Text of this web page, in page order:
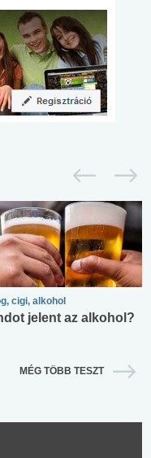
cigi, alkohol
jelent az alkohol?
MÉG TÖBB TESZT